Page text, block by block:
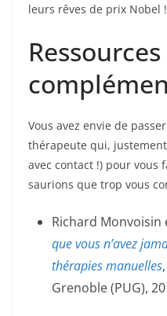
leurs rêves de prix Nobel !
Ressources
Vous avez envie de
thérapeute qui,
avec contact !) pour vous
saurions que trop vous
Richard Monvoisin
que vous n’avez
thérapies manuelles
Grenoble (PUG),